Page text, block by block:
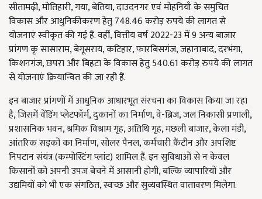
सीतामढ़ी, मोतिहारी, गया, बेतिया, दाउदनगर एवं मोहनियाँ के समुचित
विकास और आधुनिकीकरण हेतु 748.46 करोड़ रुपये की लागत से
योजनाएं स्वीकृत की गई हैं. वहीं, वित्तीय वर्ष 2022-23 में 9 अन्य बाजार
प्रांगण कृ सासाराम, बेगूसराय, कटिहार, फारबिसगंज, जहानाबाद, दरभंगा,
किशनगंज, छपरा और बिहटा के विकास हेतु 540.61 करोड़ रुपये की लागत
से योजनाएं क्रियान्वित की जा रही हैं.
इन बाजार प्रांगणों में आधुनिक आधारभूत संरचना का विकास किया जा रहा
है, जिसमें वेंडिंग प्लेटफॉर्म, दुकानों का निर्माण, वे-ब्रिज, जल निकासी प्रणाली,
प्रशासनिक भवन, श्रमिक विश्राम गृह, अतिथि गृह, मछली बाजार, केला मंडी,
आंतरिक सड़कों का निर्माण, सोलर पैनल, कर्मचारी कैंटीन और अपशिष्ट
निपटान संयंत्र (कम्पोस्टिंग प्लांट) शामिल हैं. इन सुविधाओं से न केवल
किसानों को अपनी उपज बेचने में आसानी होगी, बल्कि व्यापारियों और
उद्यमियों को भी एक संगठित, स्वच्छ और सुव्यवस्थित वातावरण मिलेगा.